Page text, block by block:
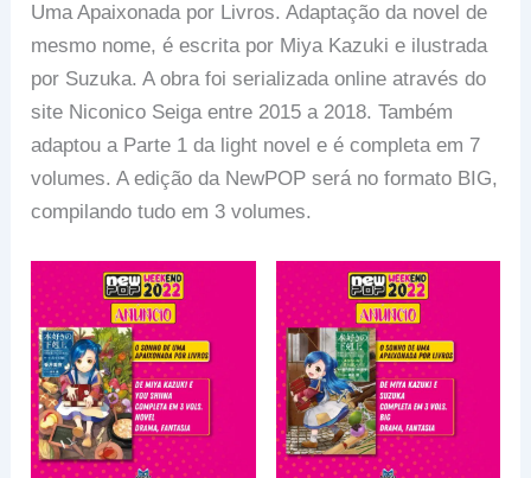
Uma Apaixonada por Livros. Adaptação da novel de
mesmo nome, é escrita por Miya Kazuki e ilustrada
por Suzuka. A obra foi serializada online através do
site Niconico Seiga entre 2015 a 2018. Também
adaptou a Parte 1 da light novel e é completa em 7
volumes. A edição da NewPOP será no formato BIG,
compilando tudo em 3 volumes.